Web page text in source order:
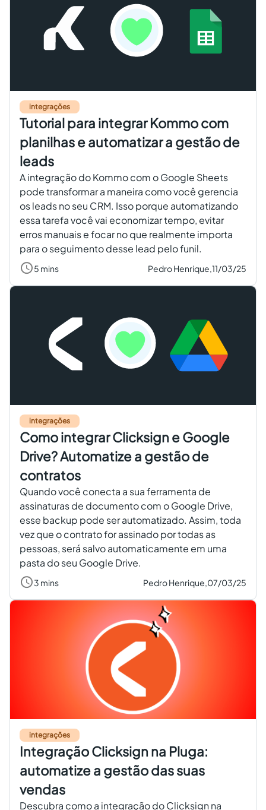
integrações
Tutorial para integrar Kommo com
planilhas e automatizar a gestão de
leads
A integração do Kommo com o Google Sheets
pode transformar a maneira como você gerencia
os leads no seu CRM. Isso porque automatizando
essa tarefa você vai economizar tempo, evitar
erros manuais e focar no que realmente importa
para o seguimento desse lead pelo funil.
5 mins Pedro Henrique,11/03/25
integrações
Como integrar Clicksign e Google
Drive? Automatize a gestão de
contratos
Quando você conecta a sua ferramenta de
assinaturas de documento com o Google Drive,
esse backup pode ser automatizado. Assim, toda
vez que o contrato for assinado por todas as
pessoas, será salvo automaticamente em uma
pasta do seu Google Drive.
3 mins Pedro Henrique,07/03/25
integrações
Integração Clicksign na Pluga:
automatize a gestão das suas
vendas
Descubra como a integração do Clicksign na